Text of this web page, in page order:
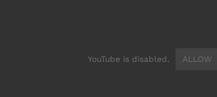
YouTube is disabled. ALLOW